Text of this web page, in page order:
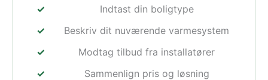
Indtast din boligtype
Beskriv dit nuværende varmesystem
Modtag tilbud fra installatører
Sammenlign pris og løsning